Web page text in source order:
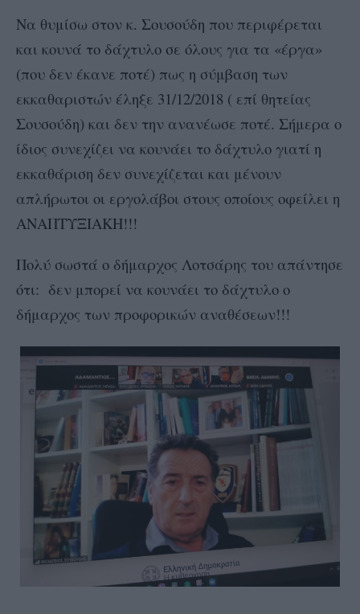
Να θυμίσω στον κ. Σουσούδη που περιφέρεται
και κουνά το δάχτυλο σε όλους για τα «έργα»
(που δεν έκανε ποτέ) πως η σύμβαση των
εκκαθαριστών έληξε 31/12/2018 ( επί θητείας
Σουσούδη) και δεν την ανανέωσε ποτέ. Σήμερα ο
ίδιος συνεχίζει να κουνάει το δάχτυλο γιατί η
εκκαθάριση δεν συνεχίζεται και μένουν
απλήρωτοι οι εργολάβοι στους οποίους οφείλει η
ΑΝΑΠΤΥΞΙΑΚΗ!!!
Πολύ σωστά ο δήμαρχος Λοτσάρης του απάντησε
ότι: δεν μπορεί να κουνάει το δάχτυλο ο
δήμαρχος των προφορικών αναθέσεων!!!